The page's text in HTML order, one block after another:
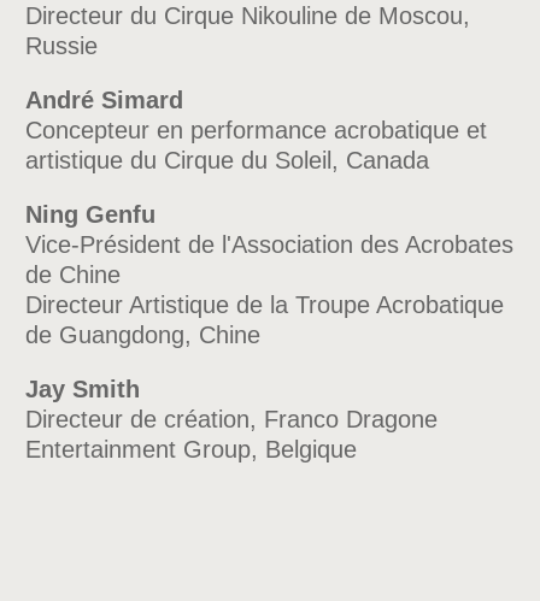
Directeur du Cirque Nikouline de Moscou,
Russie
André Simard
Concepteur en performance acrobatique et
artistique du Cirque du Soleil, Canada
Ning Genfu
Vice-Président de l'Association des Acrobates
de Chine
Directeur Artistique de la Troupe Acrobatique
de Guangdong, Chine
Jay Smith
Directeur de création, Franco Dragone
Entertainment Group, Belgique